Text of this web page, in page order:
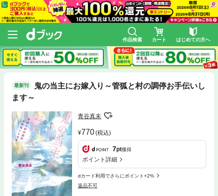
作品検索 カート はじめての方へ
最新刊
鬼の当主にお嫁入り～管狐と村の調停お手伝いし
ます～
青谷真未
770(税込)
7pt獲得
ポイント詳細
dカード利用でさらにポイント+2%
返品不可